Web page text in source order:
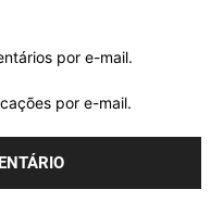
por e-mail.
por e-mail.